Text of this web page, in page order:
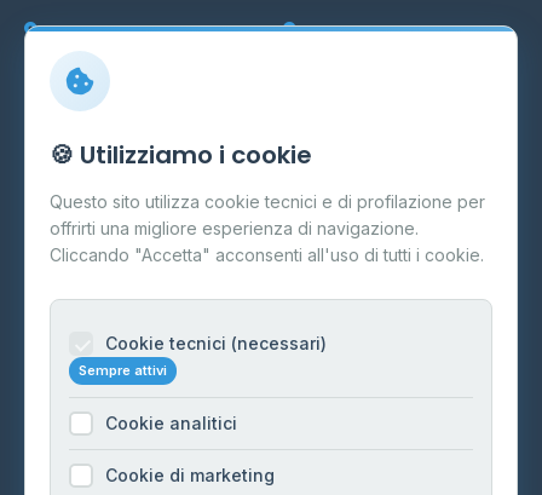
Marche Veneto
Info
Cos'è il GPL
FAQ
Contatti
Informazioni legali
Cookie Policy
Preferenze Cookie
🍪 Utilizziamo i cookie
Questo sito utilizza cookie tecnici e di profilazione per
offrirti una migliore esperienza di navigazione.
Cliccando "Accetta" acconsenti all'uso di tutti i cookie.
Cookie tecnici (necessari)
Sempre attivi
Cookie analitici
Cookie di marketing